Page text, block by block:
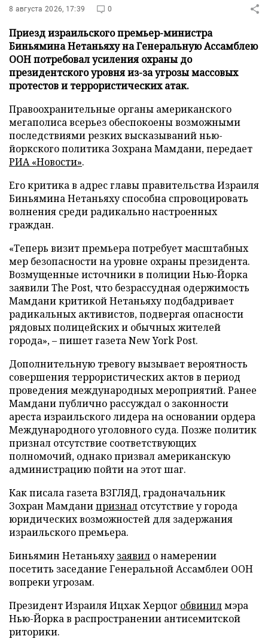
8 августа 2026, 17:39 0
Приезд израильского премьер-министра
Биньямина Нетаньяху на Генеральную Ассамблею
ООН потребовал усиления охраны до
президентского уровня из-за угрозы массовых
протестов и террористических атак.
Правоохранительные органы американского
мегаполиса всерьез обеспокоены возможными
последствиями резких высказываний нью-
йоркского политика Зохрана Мамдани, передает
РИА «Новости».
Его критика в адрес главы правительства Израиля
Биньямина Нетаньяху способна спровоцировать
волнения среди радикально настроенных
граждан.
«Теперь визит премьера потребует масштабных
мер безопасности на уровне охраны президента.
Возмущенные источники в полиции Нью-Йорка
заявили The Post, что безрассудная одержимость
Мамдани критикой Нетаньяху подбадривает
радикальных активистов, подвергая опасности
рядовых полицейских и обычных жителей
города», – пишет газета New York Post.
Дополнительную тревогу вызывает вероятность
совершения террористических актов в период
проведения международных мероприятий. Ранее
Мамдани публично рассуждал о законности
ареста израильского лидера на основании ордера
Международного уголовного суда. Позже политик
признал отсутствие соответствующих
полномочий, однако призвал американскую
администрацию пойти на этот шаг.
Как писала газета ВЗГЛЯД, градоначальник
Зохран Мамданипризнал отсутствие у города
юридических возможностей для задержания
израильского премьера.
Биньямин Нетаньяхузаявил о намерении
посетить заседание Генеральной Ассамблеи ООН
вопреки угрозам.
Президент Израиля Ицхак Херцог обвинилмэра
Нью-Йорка в распространении антисемитской
риторики.